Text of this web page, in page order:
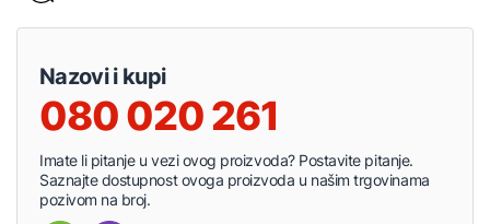
Nazovi i kupi
080 020 261
Imate li pitanje u vezi ovog proizvoda? Postavite pitanje.
Saznajte dostupnost ovoga proizvoda u našim trgovinama
pozivom na broj.